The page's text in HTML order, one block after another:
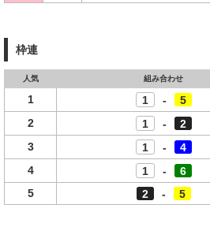
枠連
人気 組み合わせ
1 1 - 5
2
1 - 2
3
1 - 4
4
1 - 6
5
2 - 5